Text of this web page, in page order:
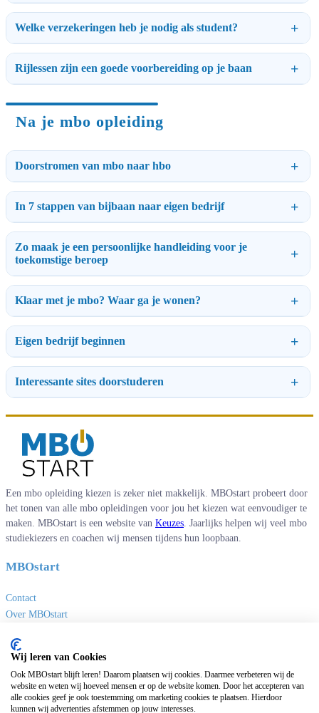
Welke verzekeringen heb je nodig als student?
Rijlessen zijn een goede voorbereiding op je baan
Na je mbo opleiding
Doorstromen van mbo naar hbo
In 7 stappen van bijbaan naar eigen bedrijf
Zo maak je een persoonlijke handleiding voor je
toekomstige beroep
Klaar met je mbo? Waar ga je wonen?
Eigen bedrijf beginnen
Interessante sites doorstuderen
Een mbo opleiding kiezen is zeker niet makkelijk. MBOstart probeert door
het tonen van alle mbo opleidingen voor jou het kiezen wat eenvoudiger te
maken. MBOstart is een website van Keuzes . Jaarlijks helpen wij veel mbo
studiekiezers en coachen wij mensen tijdens hun loopbaan.
MBOstart
Contact
Over MBOstart
Disclaimer en privacy
MBO links
Sites van Keuzes
Wij leren van Cookies
Ook MBOstart blijft leren! Daarom plaatsen wij cookies. Daarmee verbeteren wij de
website en weten wij hoeveel mensen er op de website komen. Door het accepteren van
alle cookies geef je ook toestemming om marketing cookies te plaatsen. Hierdoor
kunnen wij advertenties afstemmen op jouw interesses.